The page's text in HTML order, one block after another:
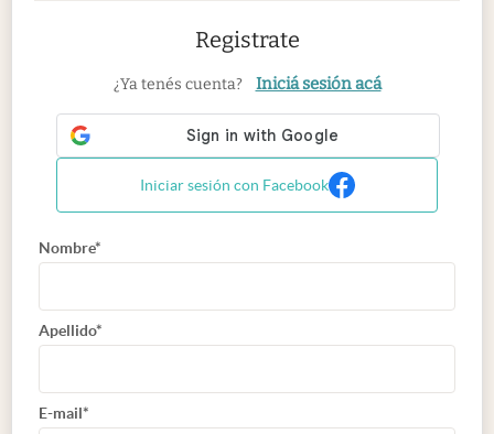
Registrate
¿Ya tenés cuenta? Iniciá sesión acá
Iniciar sesión con Facebook
Nombre*
Apellido*
E-mail*